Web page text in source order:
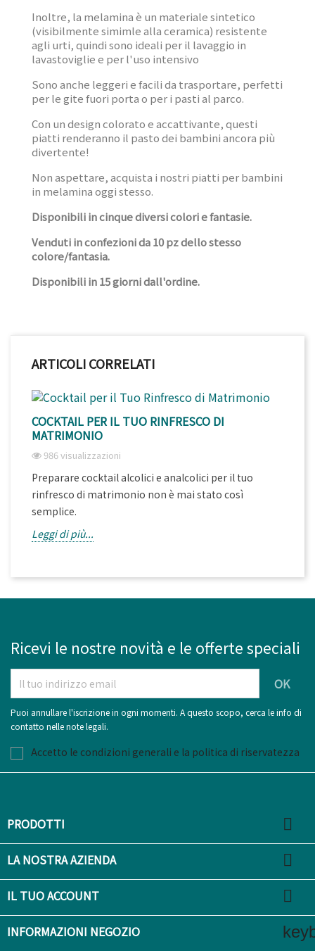
Inoltre, la melamina è un materiale sintetico
(visibilmente simimle alla ceramica) resistente
agli urti, quindi sono ideali per il lavaggio in
lavastoviglie e per l'uso intensivo
Sono anche leggeri e facili da trasportare, perfetti
per le gite fuori porta o per i pasti al parco.
Con un design colorato e accattivante, questi
piatti renderanno il pasto dei bambini ancora più
divertente!
Non aspettare, acquista i nostri piatti per bambini
in melamina oggi stesso.
Disponibili in cinque diversi colori e fantasie.
Venduti in confezioni da 10 pz dello stesso
colore/fantasia.
Disponibili in 15 giorni dall'ordine.
ARTICOLI CORRELATI
COCKTAIL PER IL TUO RINFRESCO DI
MATRIMONIO
986 visualizzazioni
Preparare cocktail alcolici e analcolici per il tuo
rinfresco di matrimonio non è mai stato così
semplice.
Leggi di più...
Ricevi le nostre novità e le offerte speciali
Puoi annullare l'iscrizione in ogni momenti. A questo scopo, cerca le info di
contatto nelle note legali.
Accetto le condizioni generali e la politica di riservatezza
PRODOTTI 
LA NOSTRA AZIENDA 
IL TUO ACCOUNT 
INFORMAZIONI NEGOZIO